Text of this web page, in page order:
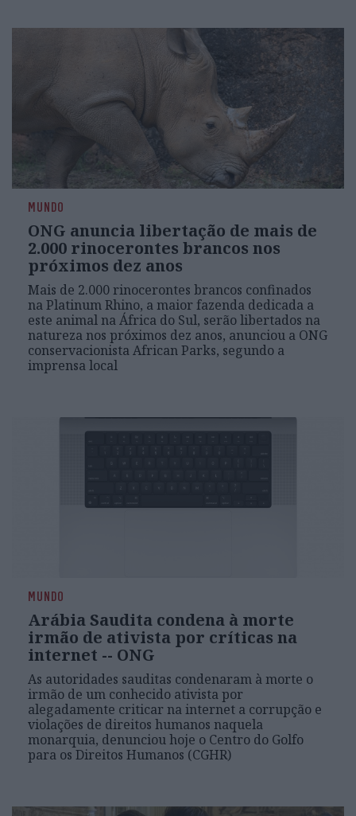
MUNDO
ONG anuncia libertação de mais de
2.000 rinocerontes brancos nos
próximos dez anos
Mais de 2.000 rinocerontes brancos confinados
na Platinum Rhino, a maior fazenda dedicada a
este animal na África do Sul, serão libertados na
natureza nos próximos dez anos, anunciou a ONG
conservacionista African Parks, segundo a
imprensa local
MUNDO
Arábia Saudita condena à morte
irmão de ativista por críticas na
internet -- ONG
As autoridades sauditas condenaram à morte o
irmão de um conhecido ativista por
alegadamente criticar na internet a corrupção e
violações de direitos humanos naquela
monarquia, denunciou hoje o Centro do Golfo
para os Direitos Humanos (CGHR)